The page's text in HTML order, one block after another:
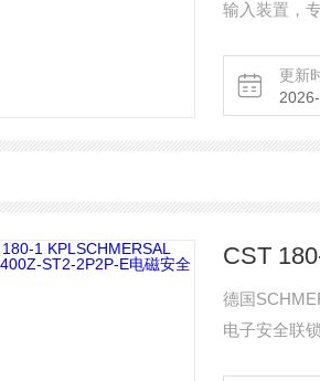
输入装置，
其核心安全
苛的安全联
更新
德国
电子安全联